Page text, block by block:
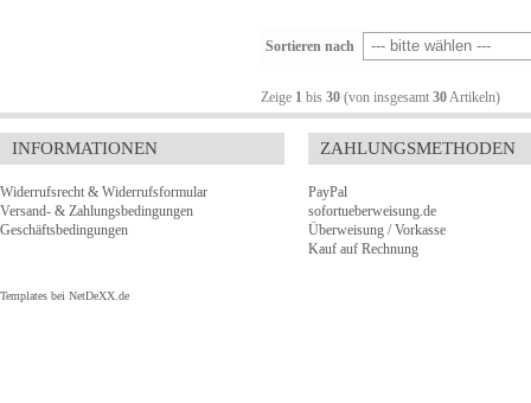
Sortieren nach
Zeige 1 bis 30 (von insgesamt 30Artikeln)
INFORMATIONEN
Widerrufsrecht & Widerrufsformular
Versand- & Zahlungsbedingungen
Geschäftsbedingungen
ZAHLUNGSMETHODEN
PayPal
sofortueberweisung.de
Überweisung / Vorkasse
Kauf auf Rechnung
Templates bei NetDeXX.de